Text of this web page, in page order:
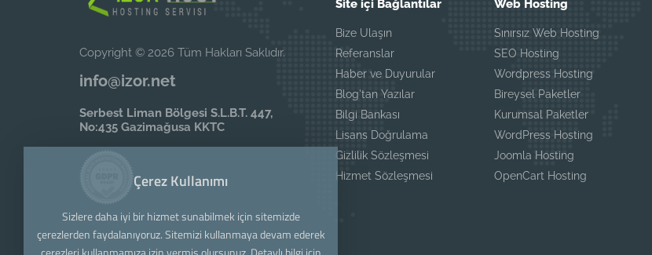
Copyright © 2026 Tüm Hakları Saklıdır.
info@izor.net
Serbest Liman Bölgesi S.L.B.T. 447,
No:435 Gazimağusa KKTC
Site içi Bağlantılar
Bize Ulaşın
Referanslar
Haber ve Duyurular
Blog'tan Yazılar
Bilgi Bankası
Lisans Doğrulama
Gizlilik Sözleşmesi
Hizmet Sözleşmesi
Web Hosting
Sınırsız Web Hosting
SEO Hosting
Wordpress Hosting
Bireysel Paketler
Kurumsal Paketler
WordPress Hosting
Joomla Hosting
OpenCart Hosting
Çerez Kullanımı
Sizlere daha iyi bir hizmet sunabilmek için sitemizde
çerezlerden faydalanıyoruz. Sitemizi kullanmaya devam ederek